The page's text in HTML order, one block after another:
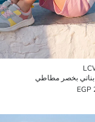
بخصر مطاطي